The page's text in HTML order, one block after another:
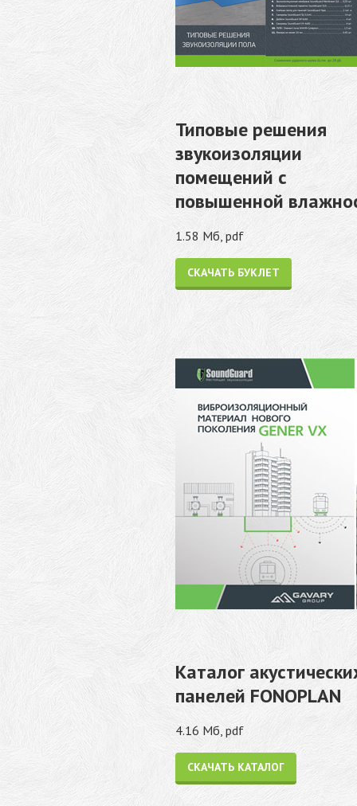
Типовые решения
звукоизоляции
помещений с
повышенной
1.58 Мб, pdf
СКАЧАТЬ БУКЛЕТ
Каталог
панелей FONOPLAN
4.16 Мб, pdf
СКАЧАТЬ КАТАЛОГ